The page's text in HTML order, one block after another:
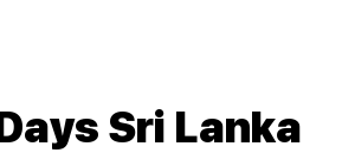
Sri Lanka